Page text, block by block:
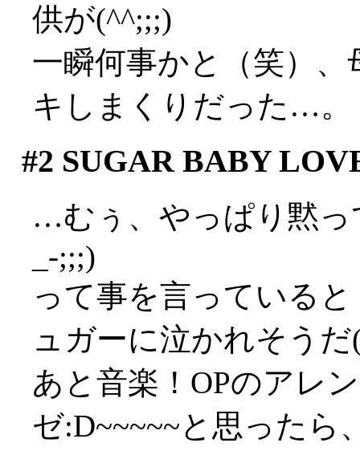
供が(^^;;;)
一瞬何事かと（笑）
キしまくりだった…。
#2 SUGAR BABY
…むぅ、やっぱり黙っ
_-;;;)
って事を言っていると
ュガーに泣かれそうだ
あと音楽！OPのアレ
ゼ:D~~~~~と思ったら